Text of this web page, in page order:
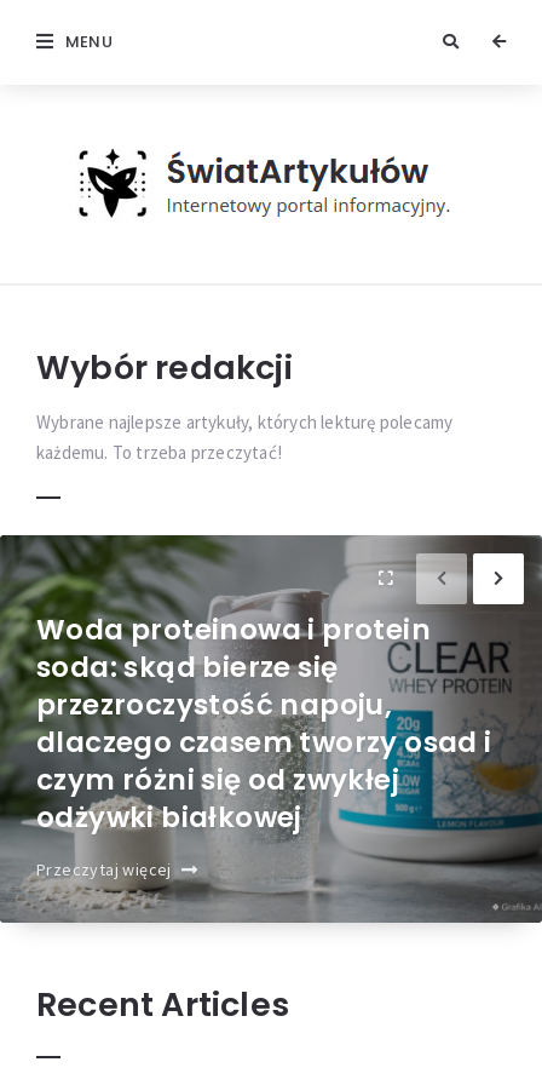
MENU
Wybór redakcji
Wybrane najlepsze artykuły, których lekturę polecamy
każdemu. To trzeba przeczytać!
Woda proteinowa i protein
soda: skąd bierze się
przezroczystość napoju,
dlaczego czasem tworzy osad i
czym różni się od zwykłej
odżywki białkowej
Przeczytaj więcej
Recent Articles